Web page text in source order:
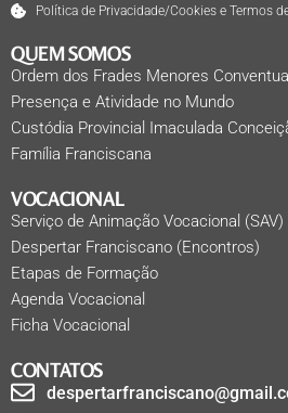
Política de Privacidade/Cookies e Termos
QUEM SOMOS
Ordem dos Frades Menores
Presença e Atividade no Mundo
Custódia Provincial Imaculada
Família Franciscana
VOCACIONAL
Serviço de Animação Vocacional (SAV)
Despertar Franciscano (Encontros)
Etapas de Formação
Agenda Vocacional
Ficha Vocacional
CONTATOS